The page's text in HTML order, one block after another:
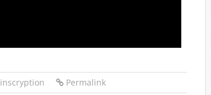
inscryption Permalink